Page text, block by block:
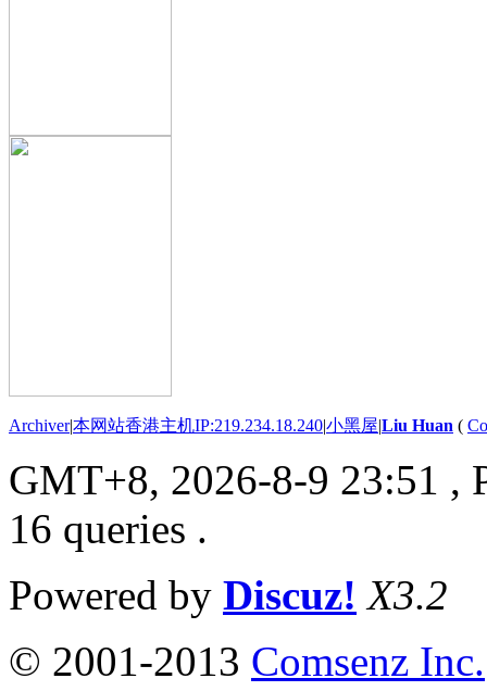
Archiver|本网站香港主机IP:219.234.18.240|小黑屋|Liu Huan (
GMT+8, 2026-8-9 23:51 ,
16 queries .
Powered by Discuz! X3.2
© 2001-2013 Comsenz Inc.